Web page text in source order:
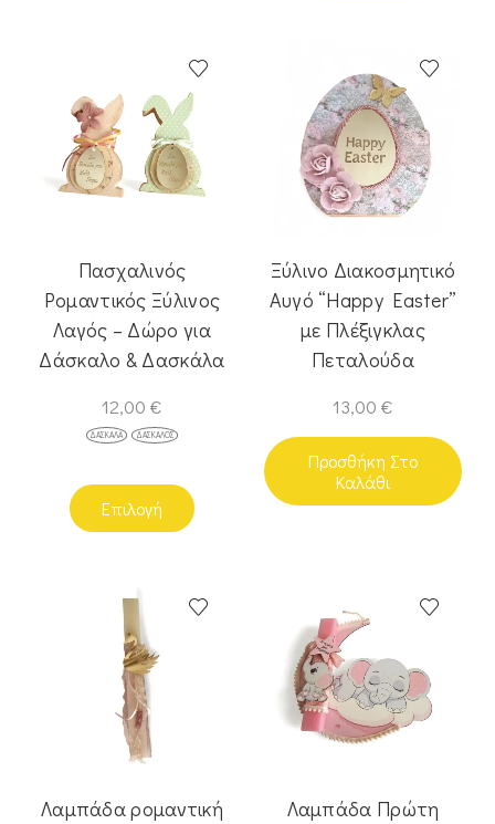
Πασχαλινός
Ρομαντικός Ξύλινος
Λαγός – Δώρο για
Δάσκαλο & Δασκάλα
12,00 €
ΔΑΣΚΆΛΑ ΔΆΣΚΑΛΟΣ
Επιλογή
Ξύλινο Διακοσμητικό
Αυγό “Happy Easter”
με Πλέξιγκλας
Πεταλούδα
13,00 €
Προσθήκη Στο
Καλάθι
Λαμπάδα ρομαντική
Λαμπάδα Πρώτη